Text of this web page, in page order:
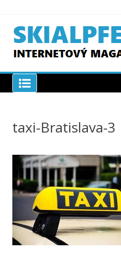
content
SKIAPLFEST.SK
taxi-Bratislava-3